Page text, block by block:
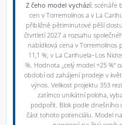
Z čeho model vychází: scénáře
cen v Torremolinos a v La
přibližně pětiminutové pěší
čtvrtletí 2027 a rozsahu
nabídková cena v Torremolinos
11,1 %; v La Carihuela–Los
%. Hodnota „celý model +25 %“
období od zahájení prodeje v
výnos. Velikost projektu 353
zatímco unikátní poloha,
podpořit. Blok podle dnešního
část tohoto potenciálu. Model